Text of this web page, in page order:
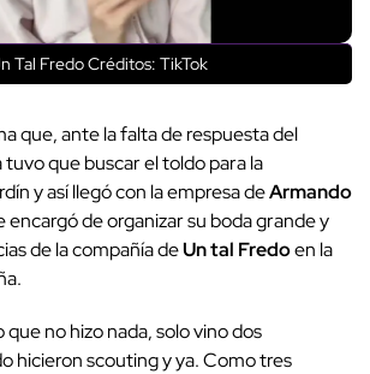
Tal FredoCréditos: TikTok
que, ante la falta de respuesta del
que buscar el toldo para la
y así llegó con la empresa deArmando
encargó de organizar su boda grande y
de la compañía deUn tal Fredoen la
que no hizo nada, solo vino dos
hicieron scouting y ya. Como tres